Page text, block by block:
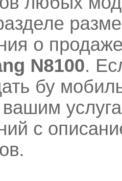
о
N8100.
бу
вашим
с